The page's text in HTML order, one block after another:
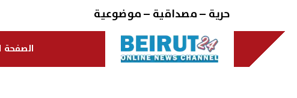
content
حرية – مصداقية – موضوعية
الصفحة